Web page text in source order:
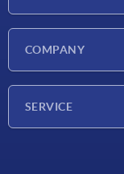
COMPANY
SERVICE